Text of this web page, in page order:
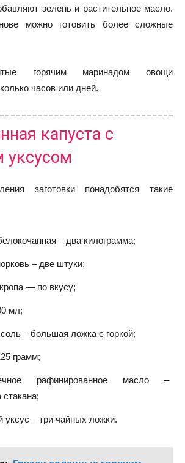
зелень и растительное масло.
можно готовить более сложные
горячим маринадом овощи
часов или дней.
капуста с
заготовки понадобятся такие
– два килограмма;
– две штуки;
— по вкусу;
мл;
– большая ложка с горкой;
грамм;
рафинированное масло –
стакана;
уксус – три чайных ложки.